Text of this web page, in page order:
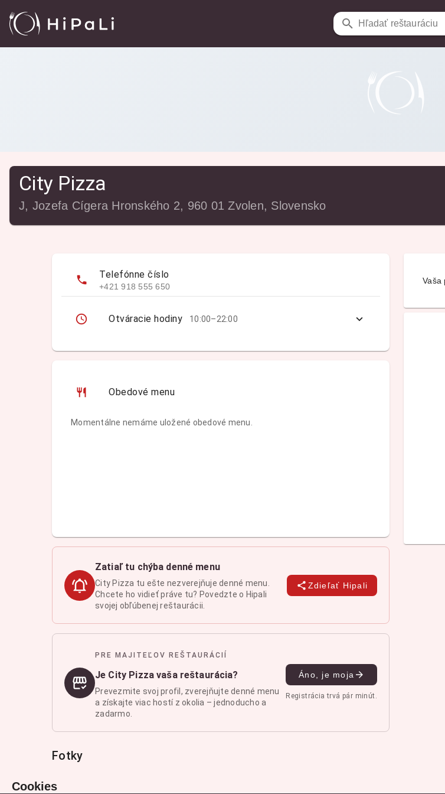
Hľadať reštauráciu
Reštaurácie City Pizza
City Pizza
J, Jozefa Cígera Hronského 2, 960 01 Zvolen, Slovensko
Telefónne číslo
+421 918 555 650
Otváracie hodiny 10:00–22:00
Obedové menu
Momentálne nemáme uložené obedové menu.
Zatiaľ tu chýba denné menu
City Pizza tu ešte nezverejňuje denné menu.
Chcete ho vidieť práve tu? Povedzte o Hipali
svojej obľúbenej reštaurácii.
Zdieľať Hipali
PRE MAJITEĽOV REŠTAURÁCIÍ
Je City Pizza vaša reštaurácia?
Prevezmite svoj profil, zverejňujte denné menu
a získajte viac hostí z okolia – jednoducho a
zadarmo.
Áno, je moja
Registrácia trvá pár minút.
Vaša
Fotky
Cookies